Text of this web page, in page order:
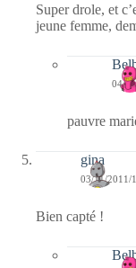
Super drole, et
jeune femme,
04/
pauvre
gina
03/11/2011/
Bien capté !